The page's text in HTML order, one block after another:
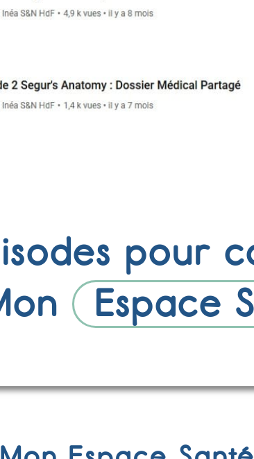
pour
Espace